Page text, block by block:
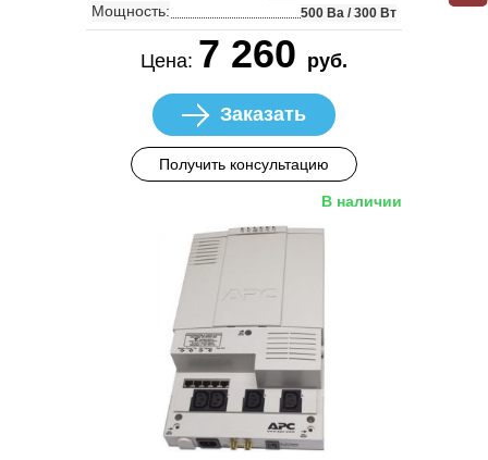
Мощность: 500 Ва / 300 Вт
Цена: 7 260 руб.
Заказать
Получить консультацию
В наличии